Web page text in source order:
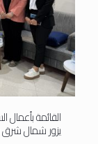
القائمة
يزور شمال شرق